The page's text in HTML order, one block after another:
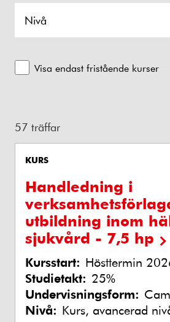
Nivå
Visa endast fristående kurser
57 träffar
KURS
Handledning i
utbildning inom
sjukvård - 7,5 hp
Kursstart: Hösttermin
Studietakt: 25%
Undervisningsform:
Nivå: Kurs, avancerad